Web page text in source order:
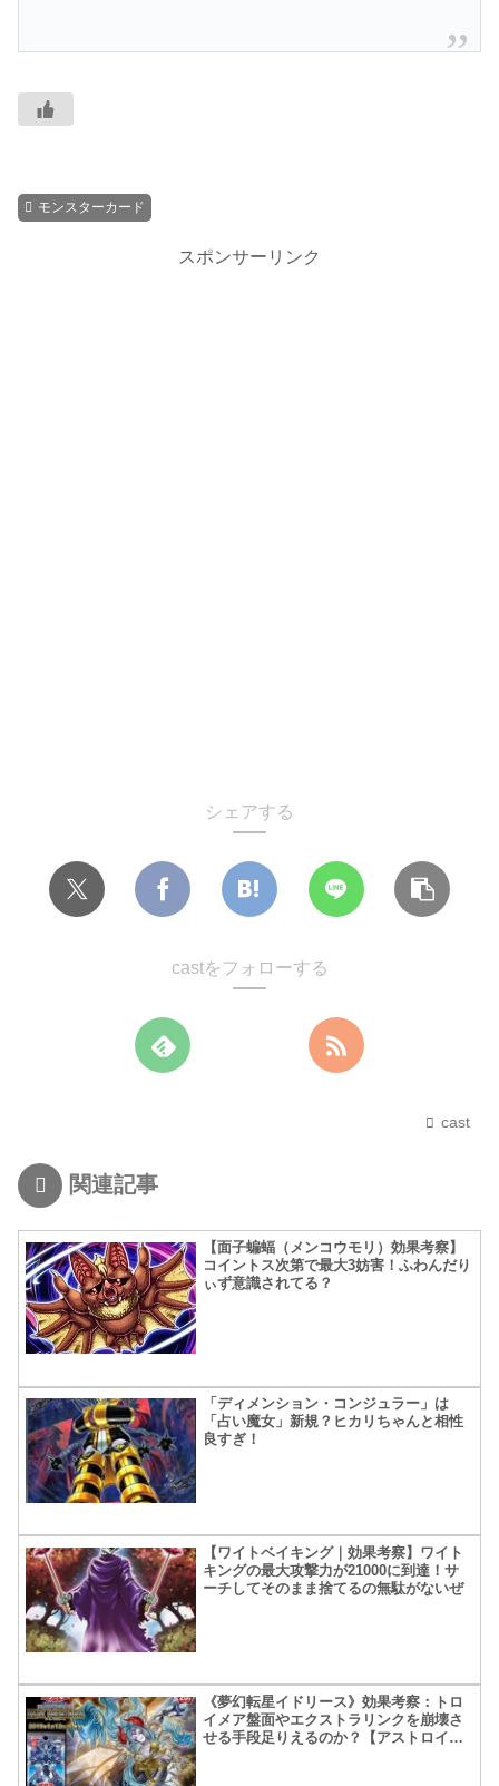
モンスターカード
スポンサーリンク
シェアする
castをフォローする
cast
関連記事
【面子蝙蝠（メンコウモリ）効果考察】
コイントス次第で最大3妨害！ふわんだり
ぃず意識されてる？
「ディメンション・コンジュラー」は
「占い魔女」新規？ヒカリちゃんと相性
良すぎ！
【ワイトベイキング｜効果考察】ワイト
キングの最大攻撃力が21000に到達！サ
ーチしてそのまま捨てるの無駄がないぜ
《夢幻転星イドリース》効果考察：トロ
イメア盤面やエクストラリンクを崩壊さ
せる手段足りえるのか？【アストロイメ